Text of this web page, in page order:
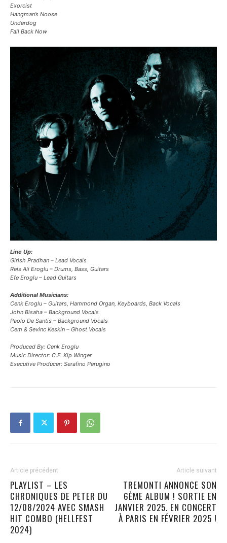
Exorcist
Hangman’s Noose
Underdog
Fall Back Now
Line Up:
Girish Pradhan – Lead Vocals
Reis Ali Eroglu – Drums, Bass, Guitars
Efe Eroglu – Lead Guitars
Additional Musicians:
Cenk Eroglu – Guitars, Hammond Organ, Keyboards, Back Vocals
John Bisaha – Background Vocals
Paolo De Santis – Background Vocals
Cem & Sevinc Keskin – Ghost Vocals
Produced By: Cenk Eroglu
Music Director: C.F. Kip Winger
Executive Producer: Serafino Perugino
Article précédent
PLAYLIST – LES
CHRONIQUES DE PETER DU
12/08/2024 AVEC SMASH
HIT COMBO (HELLFEST
2024)
Article suivant
TREMONTI ANNONCE SON
6ÈME ALBUM ! SORTIE EN
JANVIER 2025. EN CONCERT
À PARIS EN FÉVRIER 2025 !